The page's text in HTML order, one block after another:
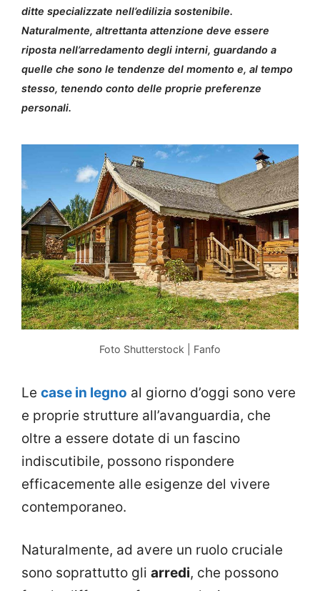
ditte specializzate nell’edilizia sostenibile.
Naturalmente, altrettanta attenzione deve essere
riposta nell’arredamento degli interni, guardando a
quelle che sono le tendenze del momento e, al tempo
stesso, tenendo conto delle proprie preferenze
personali.
Foto Shutterstock | Fanfo
Le case in legno al giorno d’oggi sono vere
e proprie strutture all’avanguardia, che
oltre a essere dotate di un fascino
indiscutibile, possono rispondere
efficacemente alle esigenze del vivere
contemporaneo.
Naturalmente, ad avere un ruolo cruciale
sono soprattutto gli arredi, che possono